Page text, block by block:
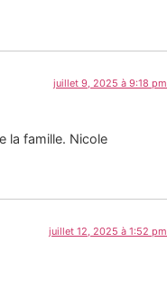
juillet 9, 2025 à 9:18 pm
la famille. Nicole
juillet 12, 2025 à 1:52 pm